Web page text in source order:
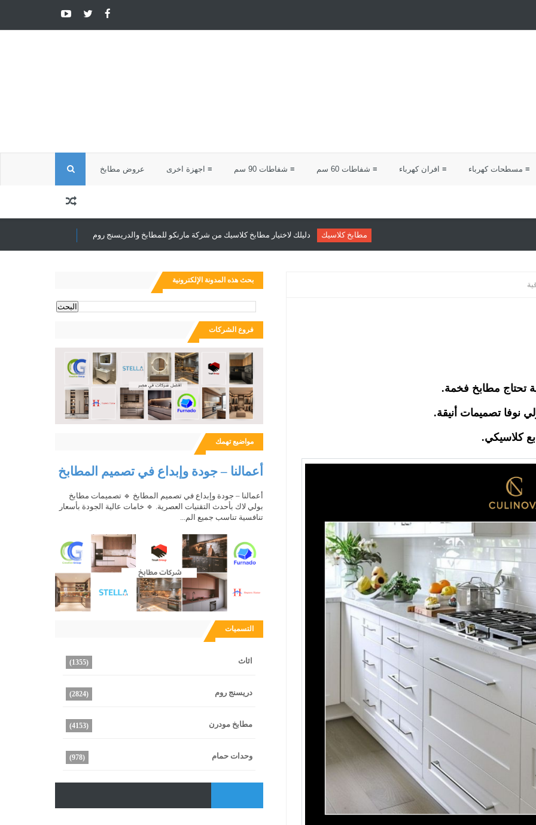
≡ مسطحات كهرباء ≡ افران كهرباء ≡ شفاطات 60 سم ≡ شفاطات 90 سم ≡ اجهزة اخرى عروض مطابخ ا
ل
ث
دليلك لاختيار مطابخ كلاسيك من شركة مارنكو للمطابخ والدريسنج روم مطابخ كلاسيك
تحتاج مطابخ فخمة.
نوفا تصميمات أنيقة.
كلاسيكي.
بحث هذه المدونة الإلكترونية
فروع الشركات
مواضيع تهمك
أعمالنا – جودة وإبداع في تصميم المطابخ
أعمالنا – جودة وإبداع في تصميم المطابخ 🔹 تصميمات مطابخ
بولي لاك بأحدث التقنيات العصرية. 🔹 خامات عالية الجودة بأسعار
تنافسية تناسب جميع الم...
التسميات
اثاث (1355)
دريسنج روم (2824)
مطابخ مودرن (4153)
وحدات حمام (978)